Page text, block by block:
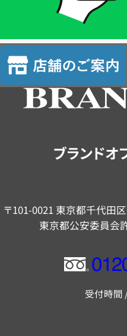
査
定
店
舗
の
ブランドオ
〒101-0021 東京都千代田
東京都公安委員会
フ
ー
受付時間